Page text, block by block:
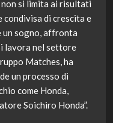
non si limita ai risultati
condivisa di crescita e
un sogno, affronta
lavora nel settore
Matches, ha
un processo di
come Honda,
Soichiro Honda”.